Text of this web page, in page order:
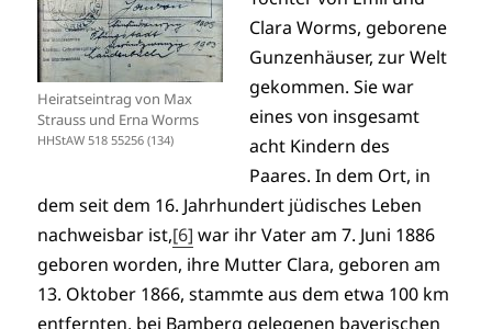
Heiratseintrag von Max
Strauss und Erna Worms
HHStAW 518 55256 (134)
Clara Worms, geborene
Gunzenhäuser, zur Welt
gekommen. Sie war
eines von insgesamt
acht Kindern des
Paares. In dem Ort, in
dem seit dem 16. Jahrhundert jüdisches Leben
nachweisbar ist,[6] war ihr Vater am 7. Juni 1886
geboren worden, ihre Mutter Clara, geboren am
13. Oktober 1866, stammte aus dem etwa 100 km
entfernten, bei Bamberg gelegenen bayerischen